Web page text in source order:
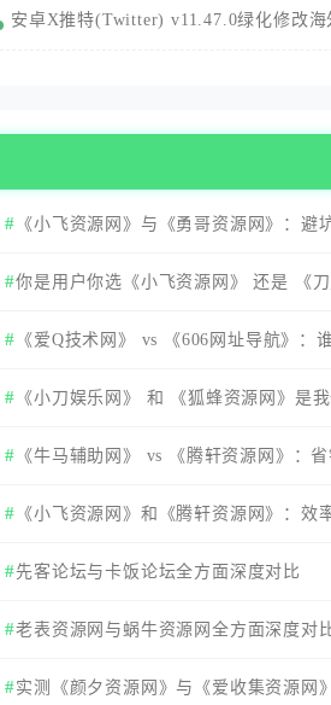
安卓X推特(Twitter) v11.47.0绿化修改海
《小飞资源网》与《勇哥资源网》：避
你是用户你选《小飞资源网》 还是 《
解析《爱Q技术网》 vs 《606网址导航》：
《小刀娱乐网》 和 《狐蜂资源网》是
家还是要知道！
《牛马辅助网》 vs 《腾轩资源网》：
《小飞资源网》和《腾轩资源网》：效
先客论坛与卡饭论坛全方面深度对比
老表资源网与蜗牛资源网全方面深度对
实测《颜夕资源网》与《爱收集资源网